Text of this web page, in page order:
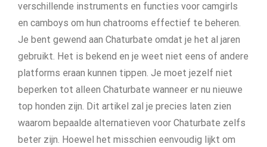
verschillende instruments en functies voor camgirls
en camboys om hun chatrooms effectief te beheren.
Je bent gewend aan Chaturbate omdat je het al jaren
gebruikt. Het is bekend en je weet niet eens of andere
platforms eraan kunnen tippen. Je moet jezelf niet
beperken tot alleen Chaturbate wanneer er nu nieuwe
top honden zijn. Dit artikel zal je precies laten zien
waarom bepaalde alternatieven voor Chaturbate zelfs
beter zijn. Hoewel het misschien eenvoudig lijkt om